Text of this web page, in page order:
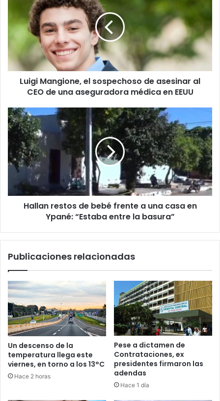
Luigi Mangione, el sospechoso de asesinar al
CEO de una aseguradora médica en EEUU
Hallan restos de bebé frente a una casa en
Ypané: “Estaba entre la basura”
Publicaciones relacionadas
Un descenso de la
temperatura llega este
viernes, en torno a los 13°C
Hace 2 horas
Pese a dictamen de
Contrataciones, ex
presidentes firmaron las
adendas
Hace 1 día